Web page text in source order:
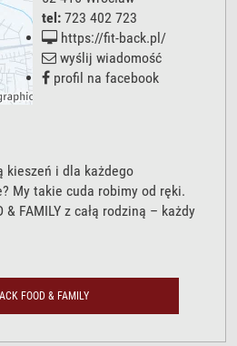
tel: 723 402 723
https://fit-back.pl/
wyślij wiadomość
profil na facebook
kieszeń i dla każdego
My takie cuda robimy od ręki.
& FAMILY z całą rodziną – każdy
FOOD & FAMILY